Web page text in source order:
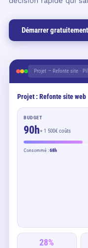
Démarrer gratuitement
Projet — Refonte site ·
Projet : Refonte site web
BUDGET
90h+ 1 500€ coûts
Consommé :68h
28%